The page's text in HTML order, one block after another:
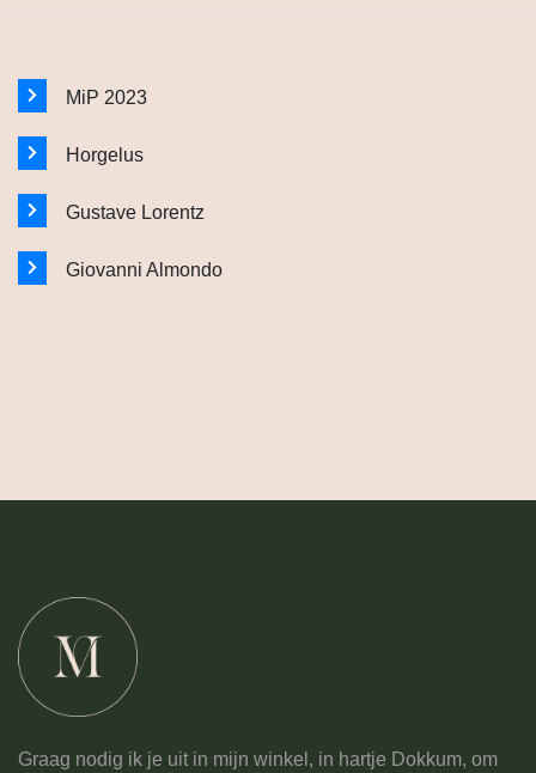
MiP 2023
Horgelus
Gustave Lorentz
Giovanni Almondo
Graag nodig ik je uit in mijn winkel, in hartje Dokkum, om